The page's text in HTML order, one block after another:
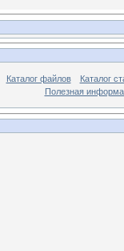
Каталог файлов
Каталог
Полезная